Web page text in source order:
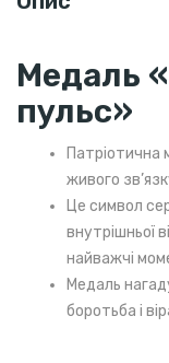
Медаль
пульс»
Патріотична
живого
Це символ
внутрішньої
найважчі
Медаль
боротьба і